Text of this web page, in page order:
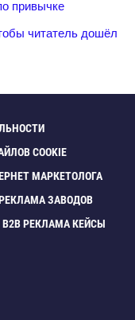
привычке
читатель дошёл
COOKIE
МАРКЕТОЛОГА
ЗАВОДО
B2B РЕКЛАМА КЕЙСЫ